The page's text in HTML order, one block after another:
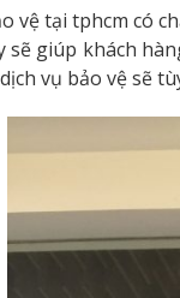
vệ tại tphcm có
sẽ giúp khách
vụ bảo vệ sẽ